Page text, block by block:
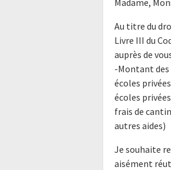
Au titre du
Livre III du
auprès de
-Montant des
écoles
écoles
frais de
autres aides)
Je souhaite
aisément